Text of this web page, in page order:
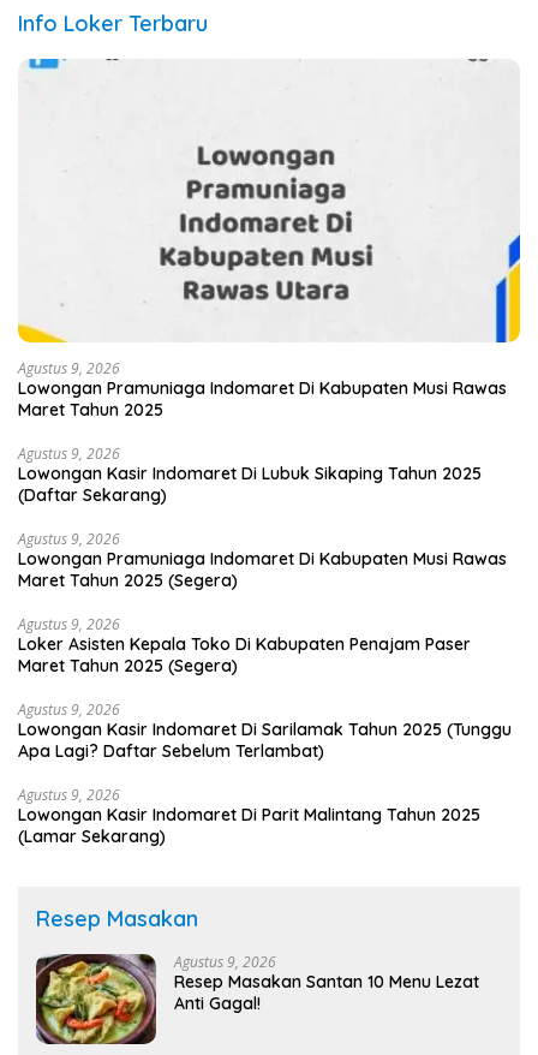
Info Loker Terbaru
Agustus 9, 2026
Lowongan Pramuniaga Indomaret Di Kabupaten Musi Rawas
Maret Tahun 2025
Agustus 9, 2026
Lowongan Kasir Indomaret Di Lubuk Sikaping Tahun 2025
(Daftar Sekarang)
Agustus 9, 2026
Lowongan Pramuniaga Indomaret Di Kabupaten Musi Rawas
Maret Tahun 2025 (Segera)
Agustus 9, 2026
Loker Asisten Kepala Toko Di Kabupaten Penajam Paser
Maret Tahun 2025 (Segera)
Agustus 9, 2026
Lowongan Kasir Indomaret Di Sarilamak Tahun 2025 (Tunggu
Apa Lagi? Daftar Sebelum Terlambat)
Agustus 9, 2026
Lowongan Kasir Indomaret Di Parit Malintang Tahun 2025
(Lamar Sekarang)
Resep Masakan
Agustus 9, 2026
Resep Masakan Santan 10 Menu Lezat
Anti Gagal!